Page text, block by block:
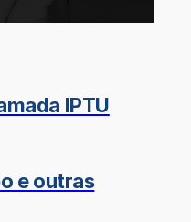
IPTU
e outras